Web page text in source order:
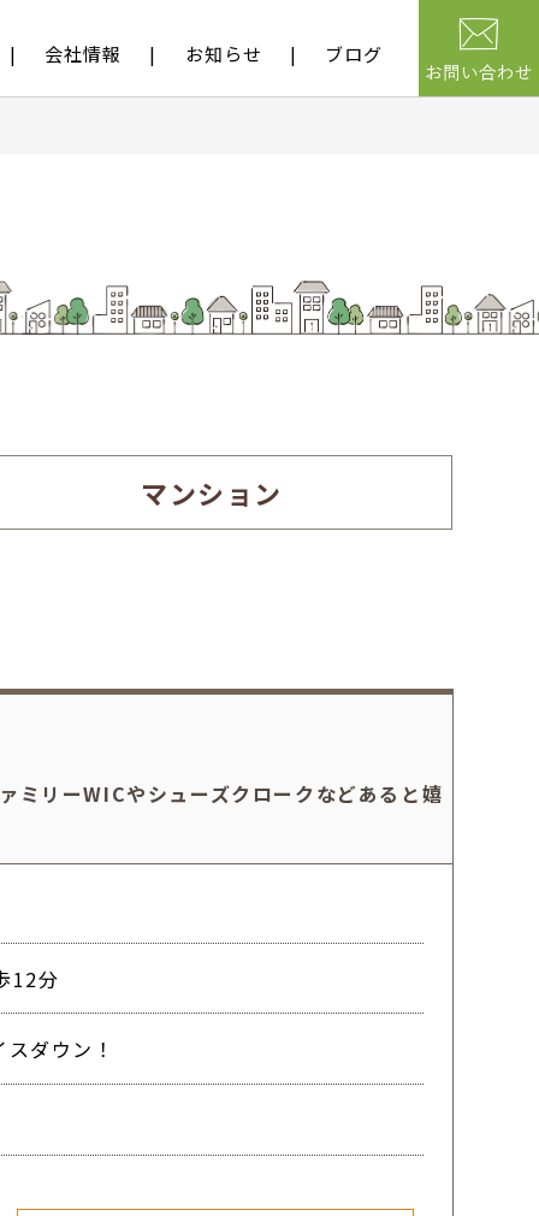
会社情報 お知らせ ブログ
マンション
ミリーWICやシューズクロークなどあると嬉
12分
ダウン！